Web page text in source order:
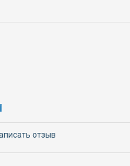
отзыв